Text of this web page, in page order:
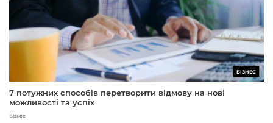
БІЗНЕС
7 потужних способів перетворити відмову на нові
можливості та успіх
Бізнес